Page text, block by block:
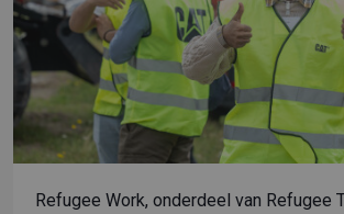
Refugee Work, onderdeel van Refugee